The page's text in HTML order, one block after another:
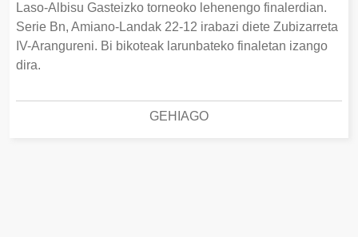
Laso-Albisu Gasteizko torneoko lehenengo finalerdian.
Serie Bn, Amiano-Landak 22-12 irabazi diete Zubizarreta
IV-Arangureni. Bi bikoteak larunbateko finaletan izango
dira.
GEHIAGO